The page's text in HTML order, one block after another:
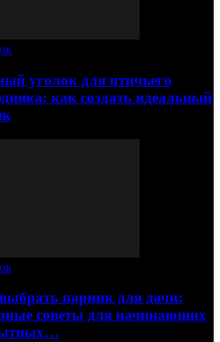
уголок для птичьего
как создать идеальный
парник для дачи:
советы для начинающих